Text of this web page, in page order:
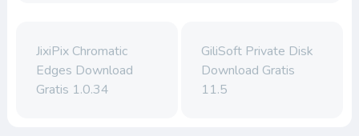
JixiPix Chromatic
Edges Download
Gratis 1.0.34
GiliSoft Private Disk
Download Gratis
11.5